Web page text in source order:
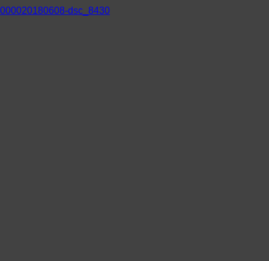
000020180608-dsc_8430